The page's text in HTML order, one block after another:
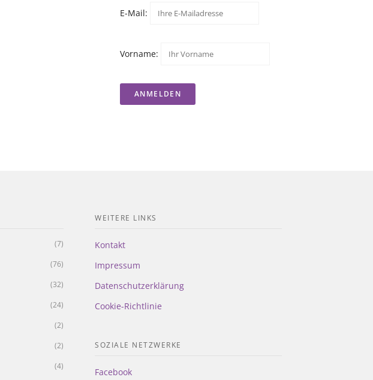
E-Mail:
Vorname:
(7)
(76)
(32)
(24)
(2)
(2)
(4)
WEITERE LINKS
Kontakt
Impressum
Datenschutzerklärung
Cookie-Richtlinie
SOZIALE NETZWERKE
Facebook